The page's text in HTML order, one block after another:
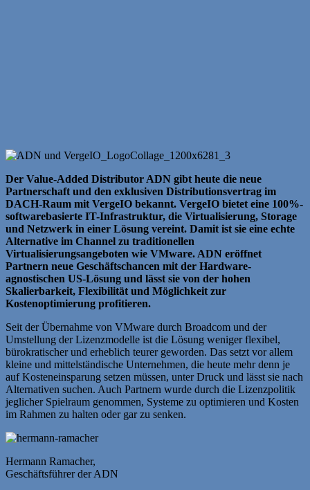
Der Value-Added Distributor ADN gibt heute die neue
Partnerschaft und den exklusiven Distributionsvertrag im
DACH-Raum mit VergeIO bekannt. VergeIO bietet eine 100%-
softwarebasierte IT-Infrastruktur, die Virtualisierung, Storage
und Netzwerk in einer Lösung vereint. Damit ist sie eine echte
Alternative im Channel zu traditionellen
Virtualisierungsangeboten wie VMware. ADN eröffnet
Partnern neue Geschäftschancen mit der Hardware-
agnostischen US-Lösung und lässt sie von der hohen
Skalierbarkeit, Flexibilität und Möglichkeit zur
Kostenoptimierung profitieren.
Seit der Übernahme von VMware durch Broadcom und der
Umstellung der Lizenzmodelle ist die Lösung weniger flexibel,
bürokratischer und erheblich teurer geworden. Das setzt vor allem
kleine und mittelständische Unternehmen, die heute mehr denn je
auf Kosteneinsparung setzen müssen, unter Druck und lässt sie nach
Alternativen suchen. Auch Partnern wurde durch die Lizenzpolitik
jeglicher Spielraum genommen, Systeme zu optimieren und Kosten
im Rahmen zu halten oder gar zu senken.
Hermann Ramacher,
Geschäftsführer der ADN